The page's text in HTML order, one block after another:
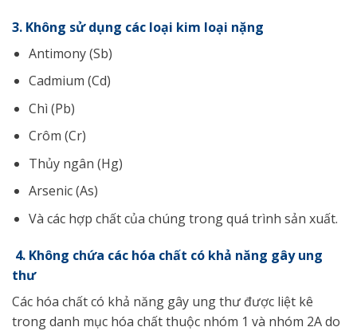
3. Không sử dụng các loại kim loại nặng
Antimony (Sb)
Cadmium (Cd)
Chì (Pb)
Crôm (Cr)
Thủy ngân (Hg)
Arsenic (As)
Và các hợp chất của chúng trong quá trình sản xuất.
4. Không chứa các hóa chất có khả năng gây ung
thư
Các hóa chất có khả năng gây ung thư được liệt kê
trong danh mục hóa chất thuộc nhóm 1 và nhóm 2A do